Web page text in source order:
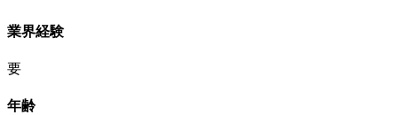
業界経験
要
年齢